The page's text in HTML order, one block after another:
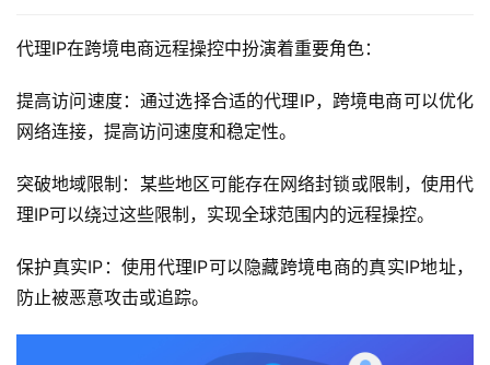
代理IP在跨境电商远程操控中扮演着重要角色：
提高访问速度：通过选择合适的代理IP，跨境电商可以优化
网络连接，提高访问速度和稳定性。
突破地域限制：某些地区可能存在网络封锁或限制，使用代
理IP可以绕过这些限制，实现全球范围内的远程操控。
保护真实IP：使用代理IP可以隐藏跨境电商的真实IP地址，
防止被恶意攻击或追踪。